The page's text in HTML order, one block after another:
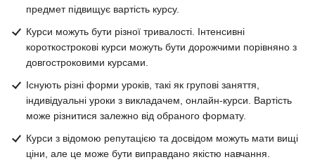
предмет підвищує вартість курсу.
Курси можуть бути різної тривалості. Інтенсивні
короткострокові курси можуть бути дорожчими порівняно з
довгостроковими курсами.
Існують різні форми уроків, такі як групові заняття,
індивідуальні уроки з викладачем, онлайн-курси. Вартість
може різнитися залежно від обраного формату.
Курси з відомою репутацією та досвідом можуть мати вищі
ціни, але це може бути виправдано якістю навчання.